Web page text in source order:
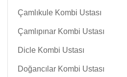
Çamlıkule Kombi Ustası
Çamlıpınar Kombi Ustası
Dicle Kombi Ustası
Doğancılar Kombi Ustası